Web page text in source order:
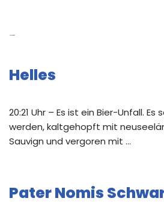
Helles
20:21 Uhr – Es ist ein Bier-Unfall. Es
werden, kaltgehopft mit
Sauvign und vergoren mit …
Pater Nomis